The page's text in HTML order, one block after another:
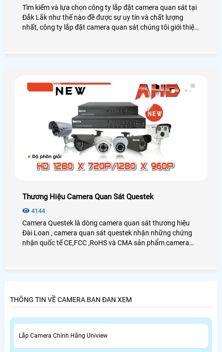
Tìm kiếm và lựa chọn công ty lắp đặt camera quan sát tại
Đắk Lắk như thế nào đề được sự uy tín và chất lượng
nhất, công ty lắp đặt camera quan sát chúng tôi giới thiệu
Thương Hiệu Camera Quan Sát Questek
4144
Camera Questek là dòng camera quan sát thương hiệu
Đài Loan , camera quan sát questek nhận những chứng
nhận quốc tế CE,FCC ,RoHS và CMA sản phẩm camera
THÔNG TIN VỀ CAMERA BẠN ĐAN XEM
Lắp Camera Chính Hãng Uniview